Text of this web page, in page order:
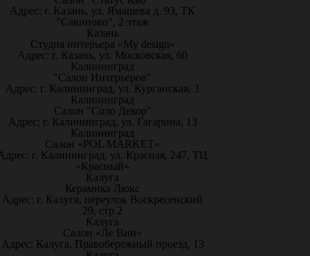
Адрес: г. Казань, ул. Ямашева д. 93, ТК
"Савиново", 2 этаж
Казань
Студия интерьера «My design»
Адрес: г. Казань, ул. Московская, 60
Калининград
"Салон Интерьеров"
Адрес: г. Калининград, ул. Курганская, 3
Калининград
Салон "Соло Декор"
Адрес: г. Калининград, ул. Гагарина, 13
Калининград
Салон «POL MARKET»
г. Калининград, ул. Красная, 247, ТЦ
«Красный»
Калуга
Керамика Люкс
Адрес: г. Калуга, переулок Воскресенский
29, стр.2
Калуга
Салон «Ле Вин»
Адрес: Калуга, Правобережный проезд, 13